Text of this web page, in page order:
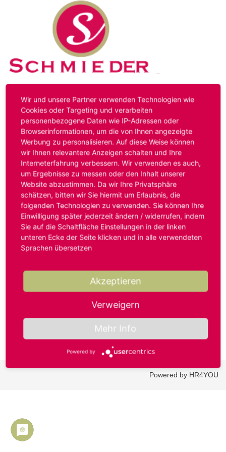
Kontakt Impressum Datenschutz
Hinweis:Das von ihnen aufgerufene Stellenangebot ist
bereits ausgelaufen. Alternative Stellenanzeigen finden
Sie unter:
www.schmieder-personal.de/stellenangebote
Oder Sie bewerben sich
initiativund wir suchen für Sie
passende Stellenangebote.
Anmelden
Benutzername oder E-Mail-Adresse*
Passwort*
Powered by HR4YOU
Wir und unsere Partner verwenden Technologien wie
Cookies oder Targeting und verarbeiten
personenbezogene Daten wie IP-Adressen oder
Browserinformationen, um die von Ihnen angezeigte
Werbung zu personalisieren. Auf diese Weise können
wir Ihnen relevantere Anzeigen schalten und Ihre
Interneterfahrung verbessern. Wir verwenden es auch,
um Ergebnisse zu messen oder den Inhalt unserer
Website abzustimmen. Da wir Ihre Privatsphäre
schätzen, bitten wir Sie hiermit um Erlaubnis, die
folgenden Technologien zu verwenden. Sie können Ihre
Einwilligung später jederzeit ändern / widerrufen, indem
Sie auf die Schaltfläche Einstellungen in der linken
unteren Ecke der Seite klicken und in alle verwendeten
Sprachen übersetzen
Akzeptieren
Verweigern
Mehr Info
Powered by